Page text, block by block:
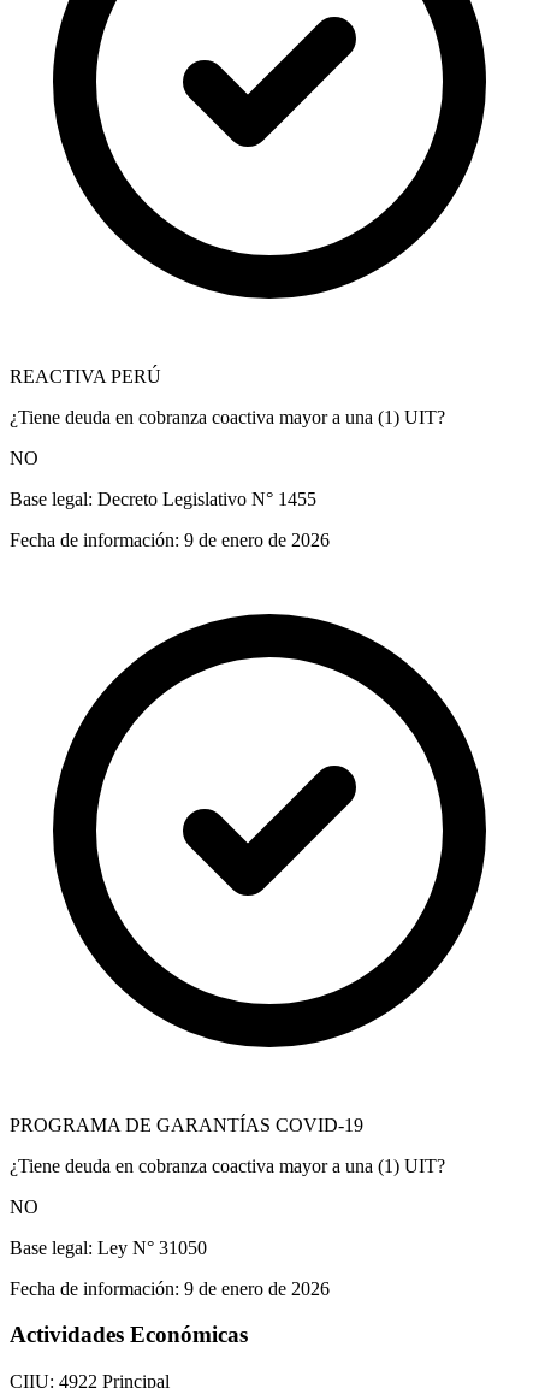
REACTIVA PERÚ
¿Tiene deuda en cobranza coactiva mayor a una (1) UIT?
NO
Base legal: Decreto Legislativo N° 1455
Fecha de información: 9 de enero de 2026
PROGRAMA DE GARANTÍAS COVID-19
¿Tiene deuda en cobranza coactiva mayor a una (1) UIT?
NO
Base legal: Ley N° 31050
Fecha de información: 9 de enero de 2026
Actividades Económicas
CIIU: 4922 Principal